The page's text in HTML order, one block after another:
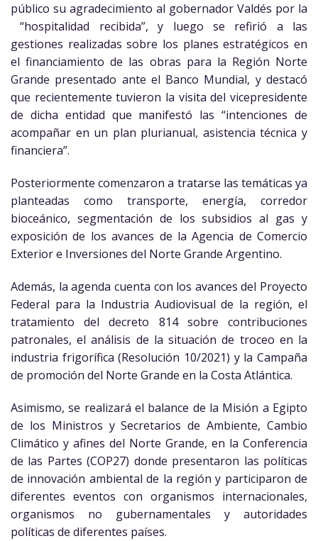
público su agradecimiento al gobernador Valdés por la
“hospitalidad recibida”, y luego se refirió a las
gestiones realizadas sobre los planes estratégicos en
el financiamiento de las obras para la Región Norte
Grande presentado ante el Banco Mundial, y destacó
que recientemente tuvieron la visita del vicepresidente
de dicha entidad que manifestó las “intenciones de
acompañar en un plan plurianual, asistencia técnica y
financiera”.
Posteriormente comenzaron a tratarse las temáticas ya
planteadas como transporte, energía, corredor
bioceánico, segmentación de los subsidios al gas y
exposición de los avances de la Agencia de Comercio
Exterior e Inversiones del Norte Grande Argentino.
Además, la agenda cuenta con los avances del Proyecto
Federal para la Industria Audiovisual de la región, el
tratamiento del decreto 814 sobre contribuciones
patronales, el análisis de la situación de troceo en la
industria frigorífica (Resolución 10/2021) y la Campaña
de promoción del Norte Grande en la Costa Atlántica.
Asimismo, se realizará el balance de la Misión a Egipto
de los Ministros y Secretarios de Ambiente, Cambio
Climático y afines del Norte Grande, en la Conferencia
de las Partes (COP27) donde presentaron las políticas
de innovación ambiental de la región y participaron de
diferentes eventos con organismos internacionales,
organismos no gubernamentales y autoridades
políticas de diferentes países.